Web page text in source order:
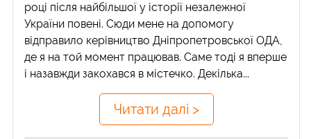
році після найбільшої у історії незалежної
України повені. Сюди мене на допомогу
відправило керівництво Дніпропетровської ОДА,
де я на той момент працював. Саме тоді я вперше
і назавжди закохався в містечко. Декілька...
Читати далі >